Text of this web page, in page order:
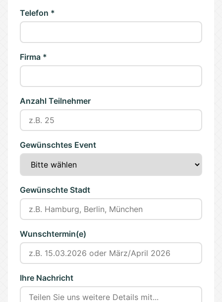
Telefon *
Firma *
Anzahl Teilnehmer
Gewünschtes Event
Gewünschte Stadt
Wunschtermin(e)
Ihre Nachricht